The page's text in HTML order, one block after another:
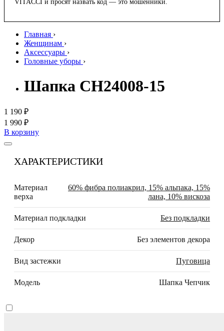
VITACCI и просят назвать код — это мошенники.
Главная ›
Женщинам ›
Аксессуары ›
Головные уборы ›
Шапка CH24008-15
1 190 ₽
1 990 ₽
В корзину
ХАРАКТЕРИСТИКИ
Материал
верха
60% фибра полиакрил, 15% альпака, 15%
лана, 10% вискоза
Материал подкладки Без подкладки
Декор Без элементов декора
Вид застежки Пуговица
Модель Шапка Чепчик